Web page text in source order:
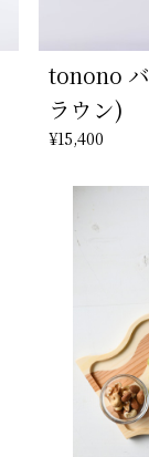
tonono
ラウン)
¥15,400